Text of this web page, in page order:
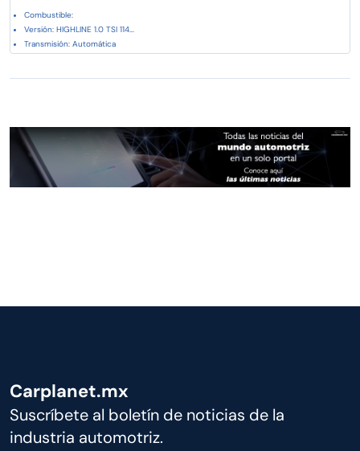
Combustible:
Versión: HIGHLINE 1.0 TSI 114...
Transmisión: Automática
Carplanet.mx
Suscríbete al boletín de noticias de la
industria automotriz.